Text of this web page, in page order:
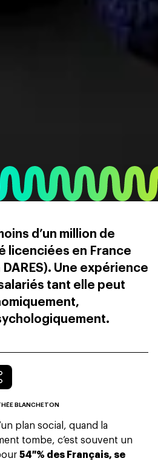
d’un million de
licenciées en France
Une expérience
tant elle peut
BLANCHETON
plan social, quand la
tombe, c’est souvent un
54 % des Français, se